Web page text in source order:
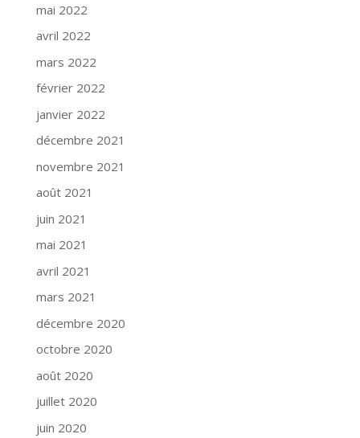
mai 2022
avril 2022
mars 2022
février 2022
janvier 2022
décembre 2021
novembre 2021
août 2021
juin 2021
mai 2021
avril 2021
mars 2021
décembre 2020
octobre 2020
août 2020
juillet 2020
juin 2020